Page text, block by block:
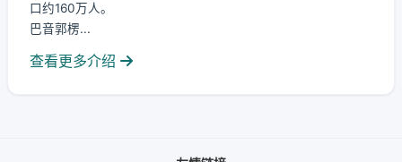
口约160万人。
巴音郭楞...
查看更多介绍